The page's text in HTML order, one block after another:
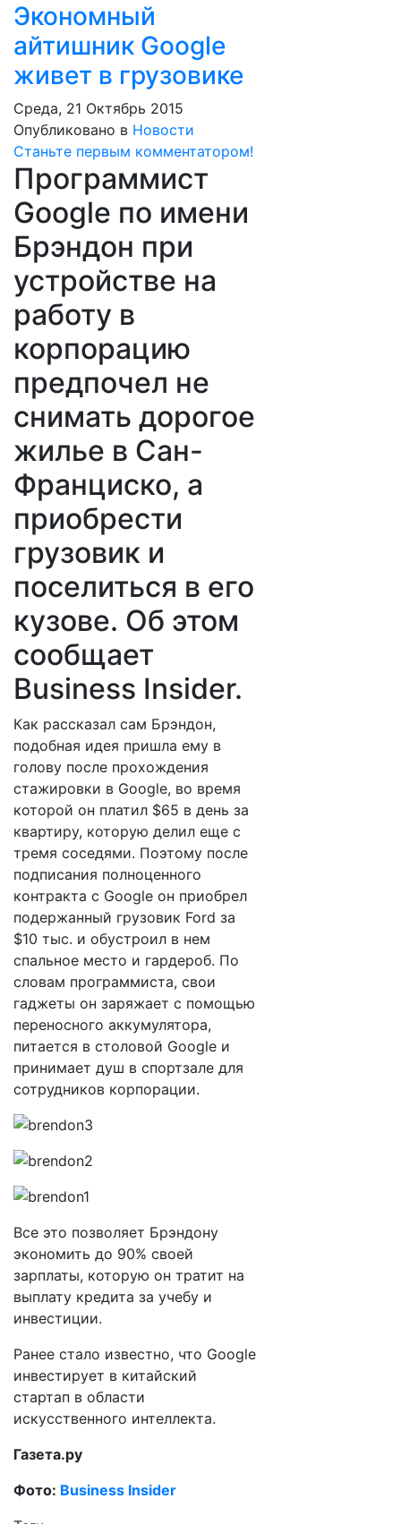
Экономный
айтишник Google
живет в грузовике
Среда, 21 Октябрь 2015
Опубликовано в Новости
Станьте первым комментатором!
Программист
Google по имени
Брэндон при
устройстве на
работу в
корпорацию
предпочел не
снимать дорогое
жилье в Сан-
Франциско, а
приобрести
грузовик и
поселиться в его
кузове. Об этом
сообщает
Business Insider.
Как рассказал сам Брэндон,
подобная идея пришла ему в
голову после прохождения
стажировки в Google, во время
которой он платил $65 в день за
квартиру, которую делил еще с
тремя соседями. Поэтому после
подписания полноценного
контракта с Google он приобрел
подержанный грузовик Ford за
$10 тыс. и обустроил в нем
спальное место и гардероб. По
словам программиста, свои
гаджеты он заряжает с помощью
переносного аккумулятора,
питается в столовой Google и
принимает душ в спортзале для
сотрудников корпорации.
Все это позволяет Брэндону
экономить до 90% своей
зарплаты, которую он тратит на
выплату кредита за учебу и
инвестиции.
Ранее стало известно, что Google
инвестирует в китайский
стартап в области
искусственного интеллекта.
Газета.ру
Фото: Business Insider